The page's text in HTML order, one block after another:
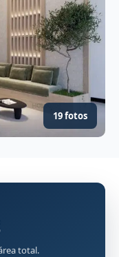
19 fotos
total.